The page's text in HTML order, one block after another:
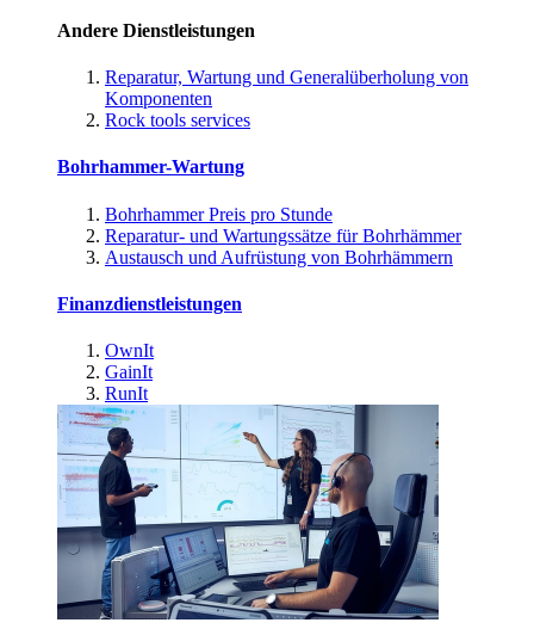
Andere Dienstleistungen
Reparatur, Wartung und Generalüberholung von
Komponenten
Rock tools services
Bohrhammer-Wartung
Bohrhammer Preis pro Stunde
Reparatur- und Wartungssätze für Bohrhämmer
Austausch und Aufrüstung von Bohrhämmern
Finanzdienstleistungen
OwnIt
GainIt
RunIt